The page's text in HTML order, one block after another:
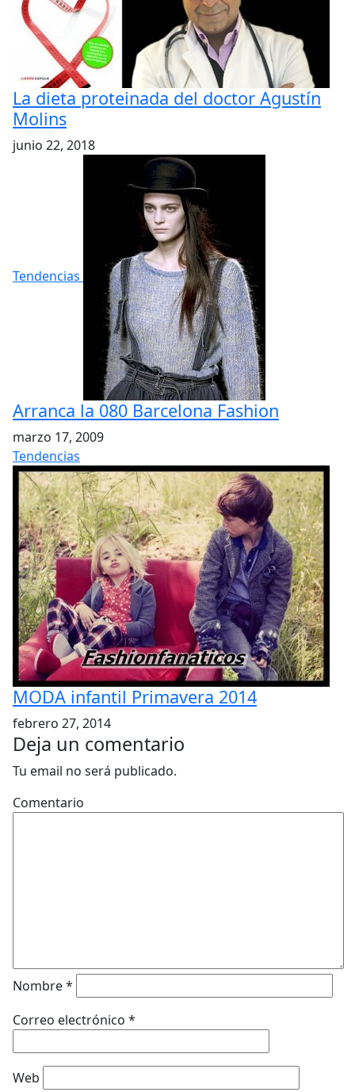
La dieta proteinada del doctor Agustín
Molins
junio 22, 2018
Tendencias
Arranca la 080 Barcelona Fashion
marzo 17, 2009
Tendencias
MODA infantil Primavera 2014
febrero 27, 2014
Deja un comentario
Tu email no será publicado.
Comentario
Nombre*
Correo electrónico *
Web